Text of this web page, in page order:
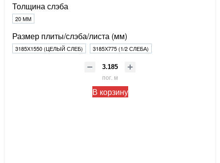
Толщина слэба
20 ММ
Размер плиты/слэба/листа (мм)
3185Х1550 (ЦЕЛЫЙ СЛЕБ) 3185Х775 (1/2 СЛЕБА)
пог. м
В корзину